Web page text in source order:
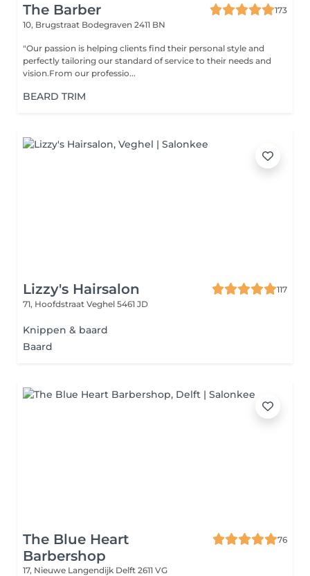
The Barber
173
10, Brugstraat Bodegraven 2411 BN
"Our passion is helping clients find their personal style and
perfectly tailoring our standard of service to their needs and
vision.From our professio...
BEARD TRIM
Lizzy's Hairsalon
117
71, Hoofdstraat Veghel 5461 JD
Knippen & baard
Baard
The Blue Heart
Barbershop
76
17, Nieuwe Langendijk Delft 2611 VG